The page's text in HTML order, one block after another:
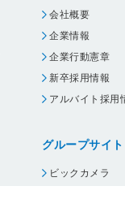
会社概要
企業情報
企業行動憲章
新卒採用情報
アルバイト採用
グループサイト
ビックカメラ